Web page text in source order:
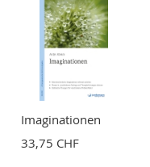
Imaginationen
33,75 CHF